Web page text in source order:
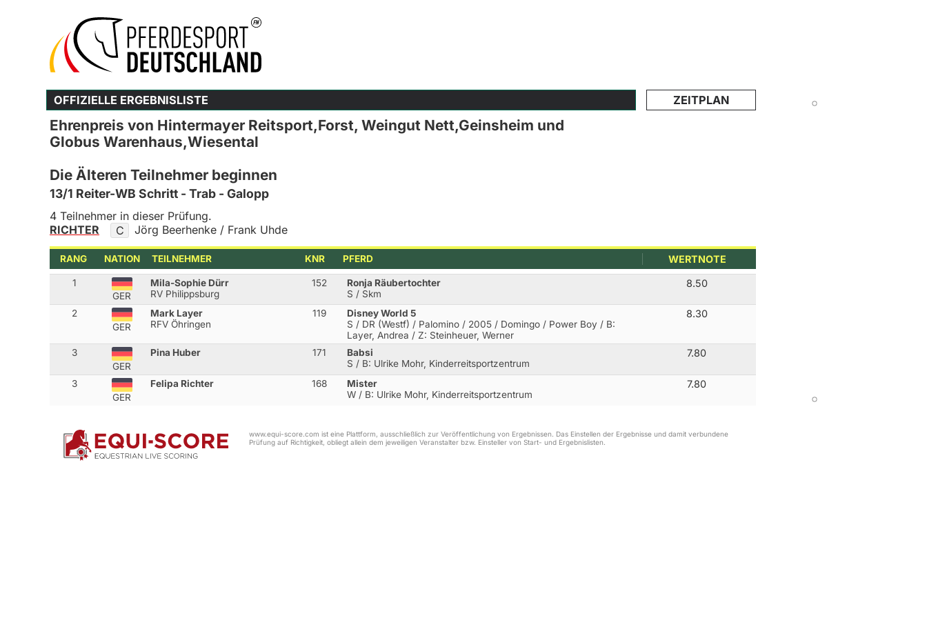
OFFIZIELLE ERGEBNISLISTE ZEITPLAN
Ehrenpreis von Hintermayer Reitsport,Forst, Weingut Nett,Geinsheim und
Globus Warenhaus,Wiesental
Die Älteren Teilnehmer beginnen
13/1 Reiter-WB Schritt - Trab - Galopp
4 Teilnehmer in dieser Prüfung.
RICHTER
C Jörg Beerhenke / Frank Uhde
RANG NATION TEILNEHMER KNR PFERD WERTNOTE
1
GER
Mila-Sophie Dürr
RV Philippsburg
152
Ronja Räubertochter
S / Skm
8.50
2
GER
Mark Layer
RFV Öhringen
119
Disney World 5
S / DR (Westf) / Palomino / 2005 / Domingo / Power Boy / B:
Layer, Andrea / Z: Steinheuer, Werner
8.30
3
GER
Pina Huber 171
Babsi
S / B: Ulrike Mohr, Kinderreitsportzentrum
7.80
3
GER
Felipa Richter 168
Mister
W / B: Ulrike Mohr, Kinderreitsportzentrum
7.80
www.equi-score.com ist eine Plattform, ausschließlich zur Veröffentlichung von Ergebnissen. Das Einstellen der Ergebnisse und damit verbundene
Prüfung auf Richtigkeit, obliegt allein dem jeweiligen Veranstalter bzw. Einsteller von Start- und Ergebnislisten.